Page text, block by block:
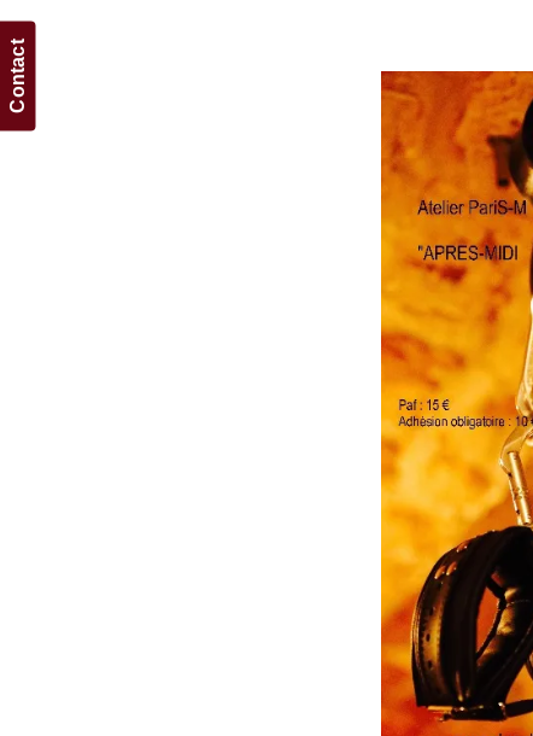
Contact